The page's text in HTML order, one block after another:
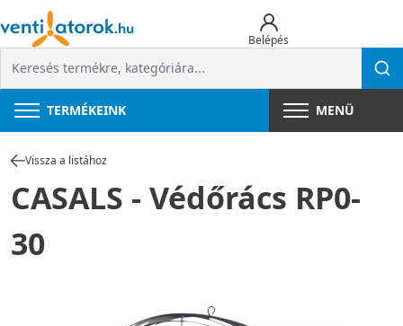
Belépés
TERMÉKEINK MENÜ
Vissza a listához
CASALS - Védőrács RP0-
30